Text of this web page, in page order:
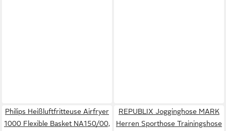
Philips Heißluftfritteuse Airfryer
1000 Flexible Basket NA150/00,
REPUBLIX Jogginghose MARK
Herren Sporthose Trainingshose